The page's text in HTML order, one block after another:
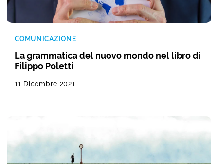
COMUNICAZIONE
La grammatica del nuovo mondo nel libro di
Filippo Poletti
11 Dicembre 2021